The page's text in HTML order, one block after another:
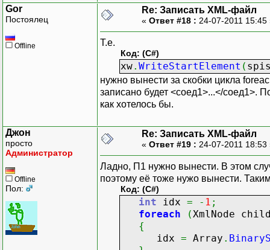
Gor
Постоялец
Offline
Re: Записать XML-файл
« Ответ #18 : 24-07-2011
Т.е.
Код: (C#)
xw. WriteStartElement (
нужно вынести за скобки цикла
записано будет <соед1>...</соед1>.
как хотелось бы.
Джон
просто
Администратор
Offline
Пол:
Re: Записать XML-файл
« Ответ #19 : 24-07-2011
Ладно, П1 нужно вынести. В этом
поэтому её тоже нужо вынести.
Код: (C#)
int idx = - 1 ;
foreach
( XmlNode
{
idx = Array .